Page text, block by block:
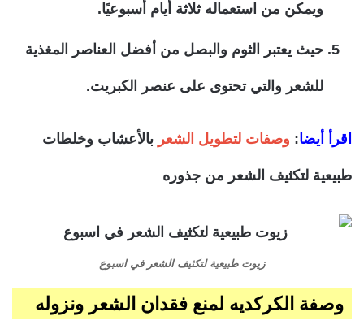
ويمكن من استعماله ثلاثة أيام أسبوعيًا.
حيث يعتبر الثوم والبصل من أفضل العناصر المغذية
للشعر والتي تحتوى على عنصر الكبريت.
اقرأ أيضا: وصفات لتطويل الشعر بالأعشاب وخلطات
طبيعية لتكثيف الشعر من جذوره
زيوت طبيعية لتكثيف الشعر في اسبوع
وصفة الكركديه لمنع فقدان الشعر ونزوله